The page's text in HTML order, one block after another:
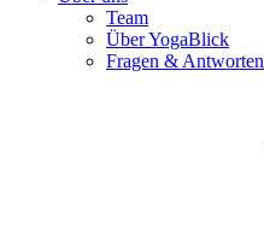
Team
Über YogaBlick
Fragen & Antworten